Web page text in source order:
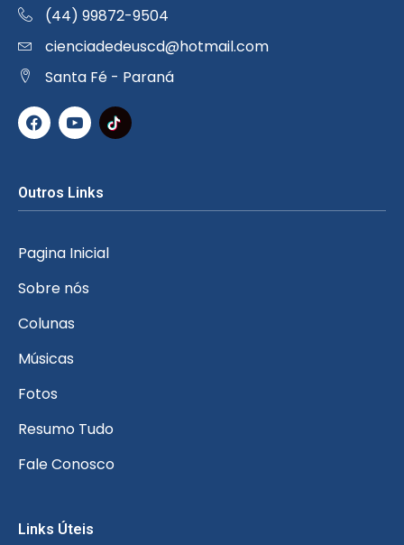
(44) 99872-9504
cienciadedeuscd@hotmail.com
Santa Fé - Paraná
Outros Links
Pagina Inicial
Sobre nós
Colunas
Músicas
Fotos
Resumo Tudo
Fale Conosco
Links Úteis